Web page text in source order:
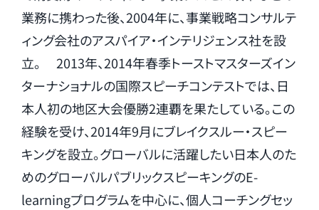
業務に携わった後、2004年に、事業戦略コンサルテ
ィング会社のアスパイア・インテリジェンス社を設
立。 2013年、2014年春季トーストマスターズイン
ターナショナルの国際スピーチコンテストでは、日
本人初の地区大会優勝2連覇を果たしている。この
経験を受け、2014年9月にブレイクスルー・スピー
キングを設立。グローバルに活躍したい日本人のた
めのグローバルパブリックスピーキングのE-
learningプログラムを中心に、個人コーチングセッ